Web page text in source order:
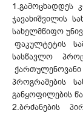
1.გამოცხადდეს
ჯავახიშვილის
სახელმწიფო
ფაკულტეტის
სასწავლო
პროგრამების
განყოფილების
2.ბრძანების